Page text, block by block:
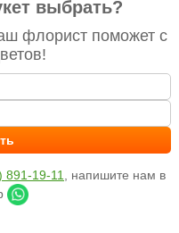
выбрать?
флорист поможет с
891-19-11
, напишите нам в